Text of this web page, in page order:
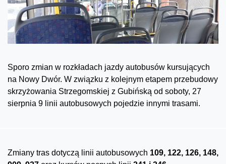
Sporo zmian w rozkładach jazdy autobusów kursujących
na Nowy Dwór. W związku z kolejnym etapem przebudowy
skrzyżowania Strzegomskiej z Gubińską od soboty, 27
sierpnia 9 linii autobusowych pojedzie innymi trasami.
Zmiany tras dotyczą linii autobusowych 109, 122, 126, 148,